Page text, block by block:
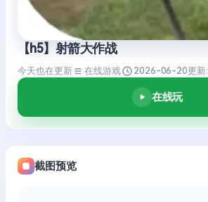
【h5】射箭大作战
今天也在更新 在线游戏 2026-06-20更新:
在线玩
截图预览